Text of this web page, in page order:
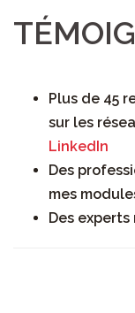
Plus de 45
sur les
LinkedIn
Des
mes
Des